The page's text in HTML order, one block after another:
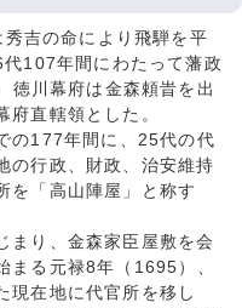
吉の命により飛騨を平
107年間にわたって藩政
徳川幕府は金森頼旹を出
府直轄領とした。
の177年間に、25代の代
の行政、財政、治安維持
を「高山陣屋」と称す
り、金森家臣屋敷を会
まる元禄8年（1695）、
現在地に代官所を移し